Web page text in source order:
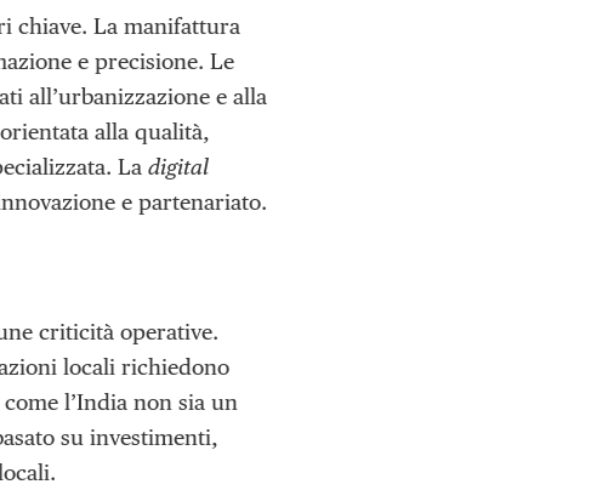
chiave. La manifattura
e precisione. Le
all’urbanizzazione e alla
alla qualità,
La digital
e partenariato.
criticità operative.
locali richiedono
l’India non sia un
su investimenti,